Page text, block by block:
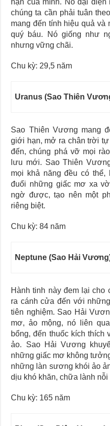
hạn của mình. Nó đại
chúng ta cần phải tuân
mang đến tính hiệu quả
quý báu. Nó giống như
nhưng vững chãi.
Chu kỳ: 29,5 năm
Uranus (Sao Thiên
Sao Thiên Vương mang
giới hạn, mở ra chân trời
đến, chúng phá vỡ mọi
lưu mới. Sao Thiên
mọi khả năng đều có thể,
đuổi những giấc mơ xa
ngờ được, tạo nên một
riêng biệt.
Chu kỳ: 84 năm
Neptune (Sao Hải
Hành tinh này đem lại cho
ra cánh cửa đến với
tiên nghiệm. Sao Hải
mơ, ảo mộng, nó liên
bổng, đến thuốc kích
ảo. Sao Hải Vương
những giấc mơ không
những làn sương khói ảo
dịu khó khăn, chữa lành
Chu kỳ: 165 năm